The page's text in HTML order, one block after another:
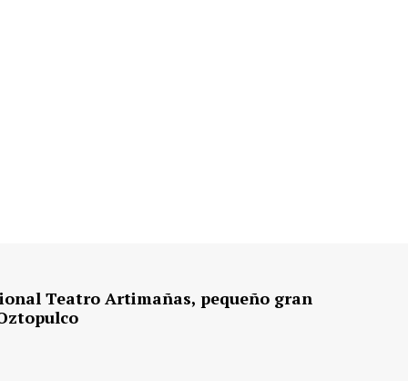
Teatro Artimañas, pequeño gran